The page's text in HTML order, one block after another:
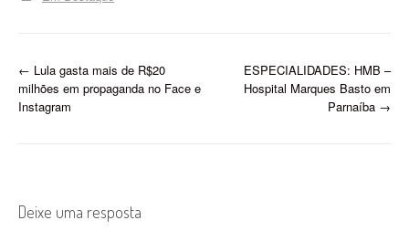
P
o
n
← Lula gasta mais de R$20
milhões em propaganda no Face e
Instagram
ESPECIALIDADES: HMB –
Hospital Marques Basto em
Parnaíba →
Deixe uma resposta